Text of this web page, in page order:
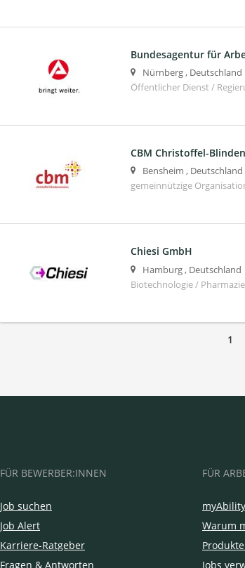
Bundesagentur für
Nürnberg, Deutschland
Öffentlicher Dienst /
CBM Christoffel-
Bensheim , Deutschland
gemeinnützige
Chiesi GmbH
Hamburg, Deutschland
Biotechnologie /
1
FÜR BEWERBER:INNEN
Job suchen
Job Alert
Karriere-Ratgeber
Fragen & Antworten
FÜR
Warum
Jobs